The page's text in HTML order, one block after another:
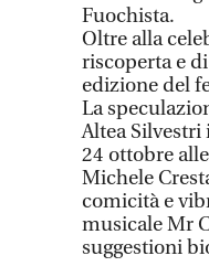
Fuochista.
Oltre alla
riscoperta e
edizione del
La
Altea Silvestri
24 ottobre
Michele
comicità e
musicale Mr
suggestioni